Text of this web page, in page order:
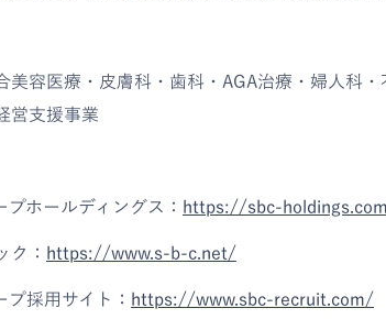
美容医療・皮膚科・歯科・AGA治療・婦人科・
営支援事業
ホールディングス： https://sbc-
ク： https://www.s-b-c.net/
プ採用サイト： https://www.sbc-recruit.com/